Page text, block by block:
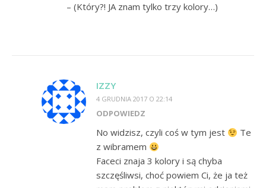
– (Który?! JA znam tylko trzy kolory…)
IZZY
4 GRUDNIA 2017 O 22:14
ODPOWIEDZ
No widzisz, czyli coś w tym jest
Te
z wibramem
Faceci znaja 3 kolory i są chyba
szczęśliwsi, choć powiem Ci, że ja też